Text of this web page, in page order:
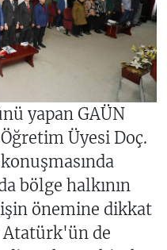
yapan GAÜN
Üyesi Doç.
bölge halkının
önemine dikkat
Atatürk'ün de